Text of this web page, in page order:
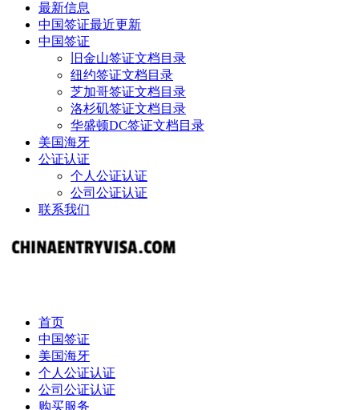
最新信息
中国签证最近更新
中国签证
旧金山签证文档目录
纽约签证文档目录
芝加哥签证文档目录
洛杉矶签证文档目录
华盛顿DC签证文档目录
美国海牙
公证认证
个人公证认证
公司公证认证
联系我们
首页
中国签证
美国海牙
个人公证认证
公司公证认证
购买服务